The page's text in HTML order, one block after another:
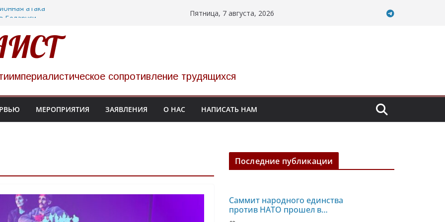
атака
тюрьмах
однодневную
Пятница, 7 августа, 2026
сопротивление трудящихся
МЕРОПРИЯТИЯ ЗАЯВЛЕНИЯ О НАС НАПИСАТЬ НАМ
Последние публикации
Саммит народного единства
против НАТО прошел в
Испании